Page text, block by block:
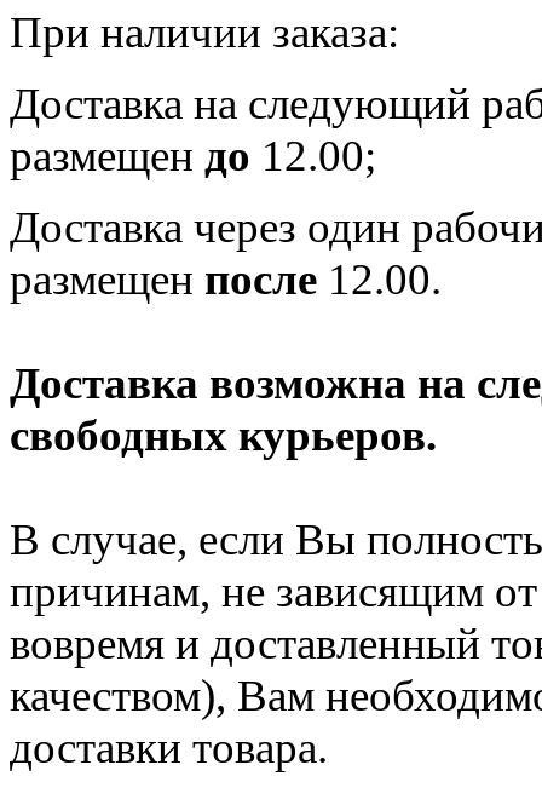
При наличии заказа:
Доставка на следующий
размещен до 12.00;
Доставка через один
размещен после 12.00.
Доставка возможна на
свободных курьеров.
В случае, если Вы
причинам, не зависящим
вовремя и доставленный
качеством), Вам
доставки товара.